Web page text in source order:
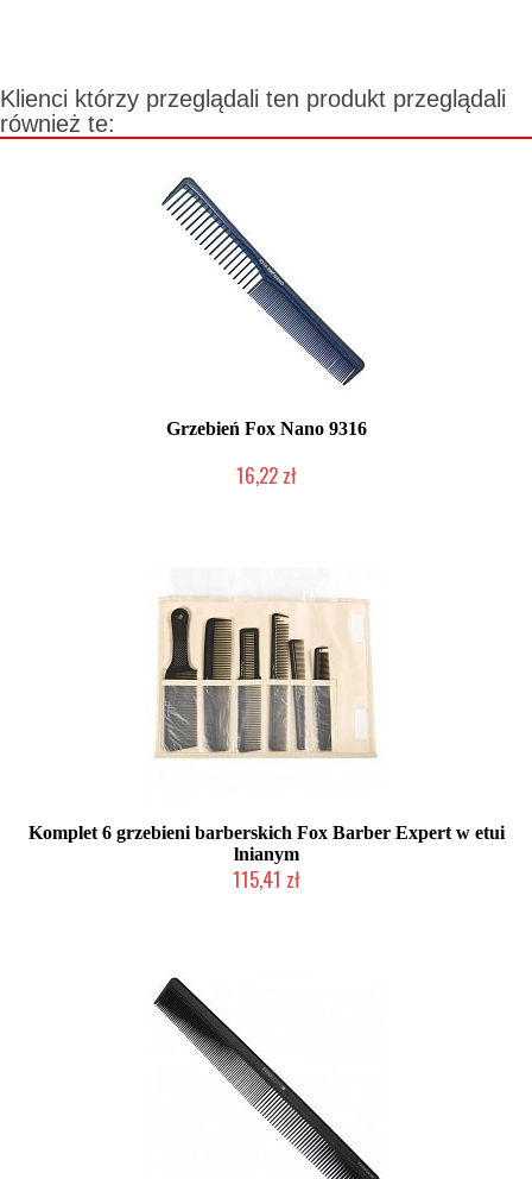
Klienci którzy przeglądali ten produkt przeglądali
również te:
Grzebień Fox Nano 9316
16,22 zł
Komplet 6 grzebieni barberskich Fox Barber Expert w etui
lnianym
115,41 zł